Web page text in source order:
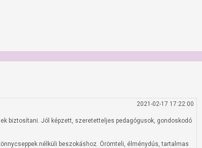
2021-02-17 17:22:00
biztosítani. Jól képzett, szeretetteljes pedagógusok, gondoskodó
nélküli beszokáshoz. Örömteli, élménydús, tartalmas